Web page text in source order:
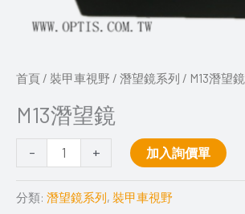
首頁 / 裝甲車視野 / 潛望鏡系列 / M13潛望鏡
M13潛望鏡
- + 加入詢價單
分類: 潛望鏡系列 , 裝甲車視野